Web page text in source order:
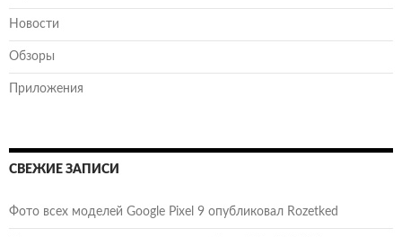
Новости
Обзоры
Приложения
СВЕЖИЕ ЗАПИСИ
Фото всех моделей Google Pixel 9 опубликовал Rozetked